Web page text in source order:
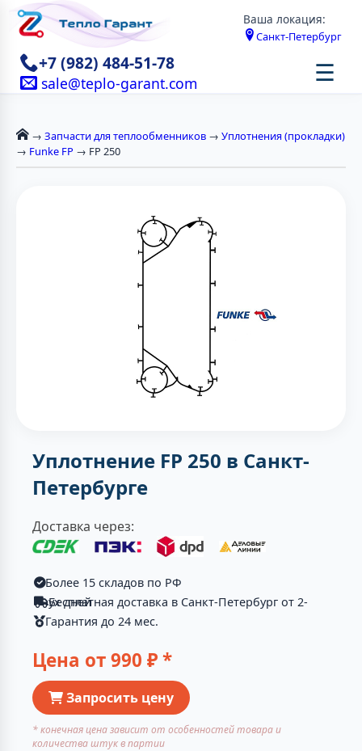
Ваша локация:
Санкт-Петербург
+7 (982) 484-51-78
sale@teplo-garant.com ☰
→ Запчасти для теплообменников → Уплотнения (прокладки)
→ Funke FP → FP 250
Уплотнение FP 250 в Санкт-
Петербурге
Доставка через:
Более 15 складов по РФ
Бесплатная доставка в Санкт-Петербург от 2-ух дней
Гарантия до 24 мес.
Цена от990 ₽ *
Запросить цену
* конечная цена зависит от особенностей товара и
количества штук в партии